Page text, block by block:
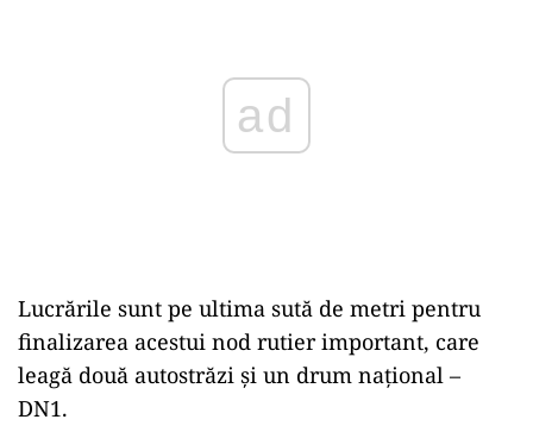
ad
Lucrările sunt pe ultima sută de metri pentru
finalizarea acestui nod rutier important, care
leagă două autostrăzi și un drum național –
DN1.